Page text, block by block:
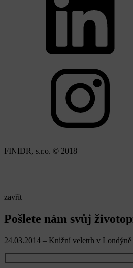
FINIDR, s.r.o. © 2018
zavřít
Pošlete nám svůj
24.03.2014 – Knižní veletrh v Londýně